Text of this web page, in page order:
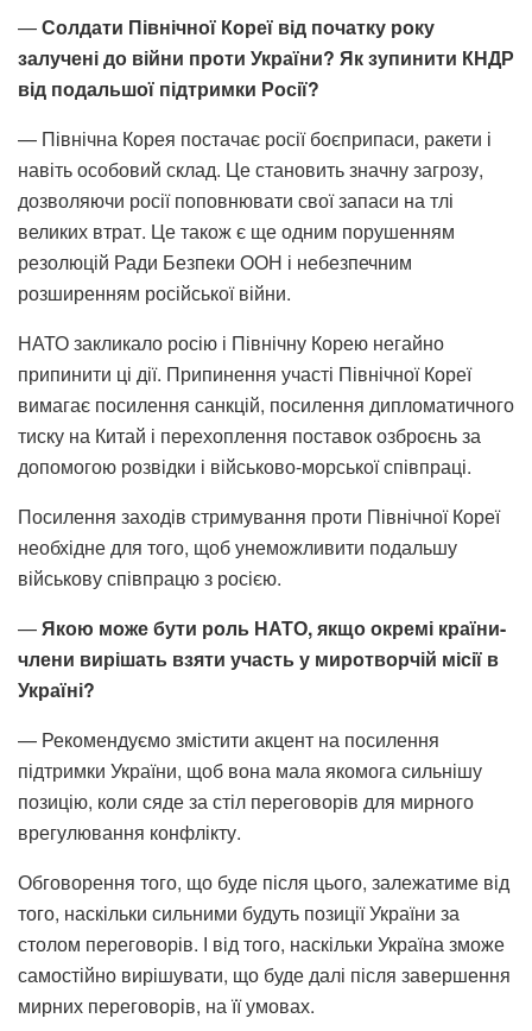
—Солдати Північної Кореї від початку року
залучені до війни проти України? Як зупинити КНДР
від подальшої підтримки Росії?
— Північна Корея постачає росії боєприпаси, ракети і
навіть особовий склад. Це становить значну загрозу,
дозволяючи росії поповнювати свої запаси на тлі
великих втрат. Це також є ще одним порушенням
резолюцій Ради Безпеки ООН і небезпечним
розширенням російської війни.
НАТО закликало росію і Північну Корею негайно
припинити ці дії. Припинення участі Північної Кореї
вимагає посилення санкцій, посилення дипломатичного
тиску на Китай і перехоплення поставок озброєнь за
допомогою розвідки і військово-морської співпраці.
Посилення заходів стримування проти Північної Кореї
необхідне для того, щоб унеможливити подальшу
військову співпрацю з росією.
—Якою може бути роль НАТО, якщо окремі країни-
члени вирішать взяти участь у миротворчій місії в
Україні?
— Рекомендуємо змістити акцент на посилення
підтримки України, щоб вона мала якомога сильнішу
позицію, коли сяде за стіл переговорів для мирного
врегулювання конфлікту.
Обговорення того, що буде після цього, залежатиме від
того, наскільки сильними будуть позиції України за
столом переговорів. І від того, наскільки Україна зможе
самостійно вирішувати, що буде далі після завершення
мирних переговорів, на її умовах.